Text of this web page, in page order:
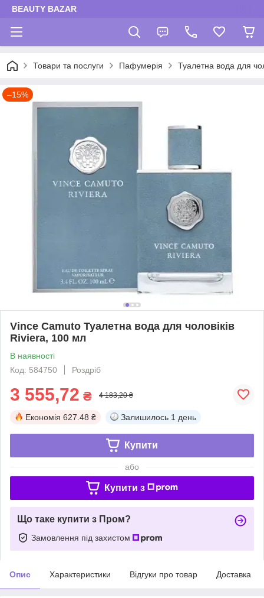
BEAUTY BAZAR
Товари та послуги Пафумерія Туалетна вода для
–15%
Vince Camuto Туалетна вода для чоловіків
Riviera, 100 мл
В наявності
Код: 584750
Роздріб
3 555,72 ₴ 4 183,20 ₴
Економія 627.48 ₴ Залишилось 1 день
Купити
або
Купити з
Що таке купити з Пром?
Замовлення під захистом
Опис Характеристики Відгуки про товар Доставка